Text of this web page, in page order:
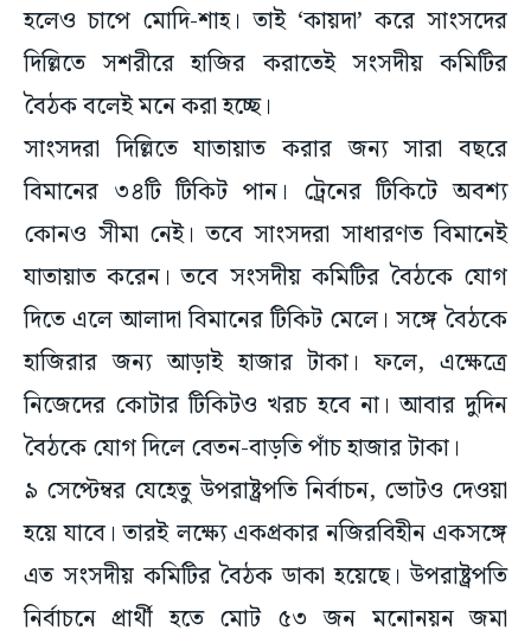
হলেও চাপে মোদি-শাহ। তাই ‘কায়দা’ করে সাংসদের
দিল্লিতে সশরীরে হাজির করাতেই সংসদীয় কমিটির
বৈঠক বলেই মনে করা হচ্ছে।
সাংসদরা দিল্লিতে যাতায়াত করার জন্য সারা বছরে
বিমানের ৩৪টি টিকিট পান। ট্রেনের টিকিটে অবশ্য
কোনও সীমা নেই। তবে সাংসদরা সাধারণত বিমানেই
যাতায়াত করেন। তবে সংসদীয় কমিটির বৈঠকে যোগ
দিতে এলে আলাদা বিমানের টিকিট মেলে। সঙ্গে বৈঠকে
হাজিরার জন্য আড়াই হাজার টাকা। ফলে, এক্ষেত্রে
নিজেদের কোটার টিকিটও খরচ হবে না। আবার দুদিন
বৈঠকে যোগ দিলে বেতন-বাড়তি পাঁচ হাজার টাকা।
৯ সেপ্টেম্বর যেহেতু উপরাষ্ট্রপতি নির্বাচন, ভোটও দেওয়া
হয়ে যাবে। তারই লক্ষ্যে একপ্রকার নজিরবিহীন একসঙ্গে
এত সংসদীয় কমিটির বৈঠক ডাকা হয়েছে। উপরাষ্ট্রপতি
নির্বাচনে প্রার্থী হতে মোট ৫৩ জন মনোনয়ন জমা